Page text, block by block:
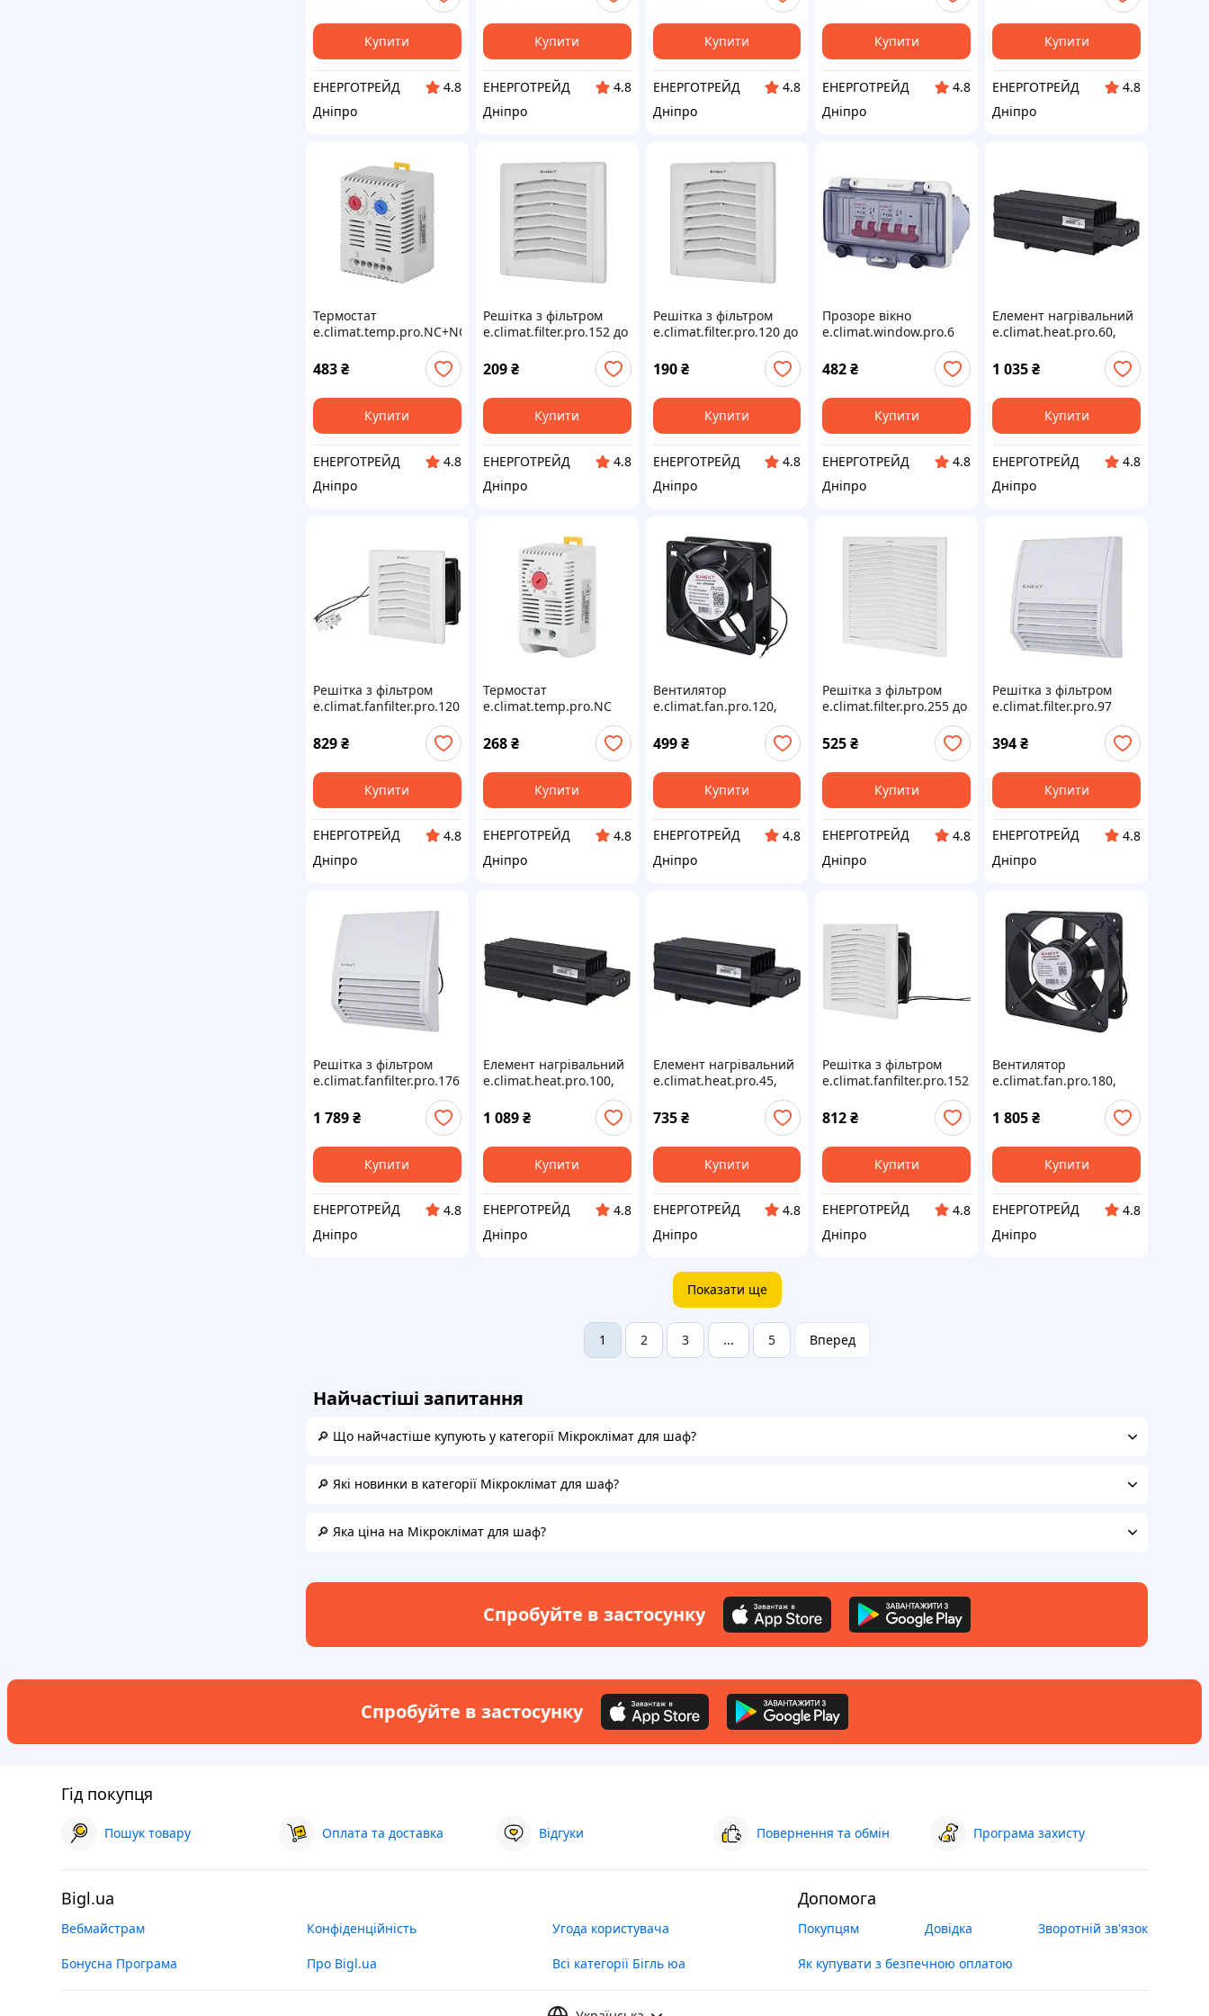
Купити
ЕНЕРГОТРЕЙД
4.8
Дніпро
Купити
ЕНЕРГОТРЕЙД
4.8
Дніпро
Купити
ЕНЕРГОТРЕЙД
4.8
Дніпро
Купити
ЕНЕРГОТРЕЙД
4.8
Дніпро
Купити
ЕНЕРГОТРЕЙД
4.8
Дніпро
Термостат
e.climat.temp.pro.NC+NO
(обігрів+охолодження)
483₴
Купити
ЕНЕРГОТРЕЙД
4.8
Дніпро
Решітка з фільтром
e.climat.filter.pro.152 до
120х120мм
209₴
Купити
ЕНЕРГОТРЕЙД
4.8
Дніпро
Решітка з фільтром
e.climat.filter.pro.120 до
вентилятора 92х92мм
190 ₴
Купити
ЕНЕРГОТРЕЙД
4.8
Дніпро
Прозоре вікно
e.climat.window.pro.6
482₴
Купити
ЕНЕРГОТРЕЙД
4.8
Дніпро
Елемент нагрівальний
e.climat.heat.pro.60,
1 035₴
Купити
ЕНЕРГОТРЕЙД
4.8
Дніпро
Решітка з фільтром
e.climat.fanfilter.pro.120
92х92мм
829₴
Купити
ЕНЕРГОТРЕЙД
4.8
Дніпро
Термостат
e.climat.temp.pro.NC
268₴
Купити
ЕНЕРГОТРЕЙД
4.8
Дніпро
Вентилятор
e.climat.fan.pro.120,
120х120х38мм 22 Вт
АС230В
499 ₴
Купити
ЕНЕРГОТРЕЙД
4.8
Дніпро
Решітка з фільтром
e.climat.filter.pro.255 до
180х180мм
525₴
Купити
ЕНЕРГОТРЕЙД
4.8
Дніпро
Решітка з фільтром
e.climat.filter.pro.97
394₴
Купити
ЕНЕРГОТРЕЙД
4.8
Дніпро
Решітка з фільтром
e.climat.fanfilter.pro.176
125х125мм, IP55
1 789₴
Купити
ЕНЕРГОТРЕЙД
4.8
Дніпро
Елемент нагрівальний
e.climat.heat.pro.100,
1 089₴
Купити
ЕНЕРГОТРЕЙД
4.8
Дніпро
Елемент нагрівальний
e.climat.heat.pro.45,
735 ₴
Купити
ЕНЕРГОТРЕЙД
4.8
Дніпро
Решітка з фільтром
e.climat.fanfilter.pro.152
120х120мм
812₴
Купити
ЕНЕРГОТРЕЙД
4.8
Дніпро
Вентилятор
e.climat.fan.pro.180,
АС230В
1 805₴
Купити
ЕНЕРГОТРЕЙД
4.8
Дніпро
Показати ще
1 2 3 ... 5 Вперед
Найчастіші запитання
🔎 Що найчастіше купують у категорії Мікроклімат для шаф?
🔎 Які новинки в категорії Мікроклімат для шаф?
🔎 Яка ціна на Мікроклімат для шаф?
Спробуйте в застосунку
Спробуйте в застосунку
Гід покупця
Пошук товару Оплата та доставка Відгуки Повернення та обмін Програма захисту
Bigl.ua
Вебмайстрам Конфіденційність Угода користувача
Бонусна Програма Про Bigl.ua Всі категорії Бігль юа
Допомога
Покупцям Довідка Зворотній зв'язок
Як купувати з безпечною оплатою